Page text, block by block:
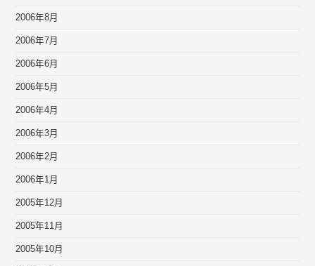
2006年8月
2006年7月
2006年6月
2006年5月
2006年4月
2006年3月
2006年2月
2006年1月
2005年12月
2005年11月
2005年10月